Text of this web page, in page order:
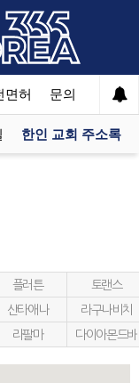
면허 문의 광고
한인 교회 주소록
플러튼
토랜스
산타애나
라구나비치
라팔마 다이아몬드바